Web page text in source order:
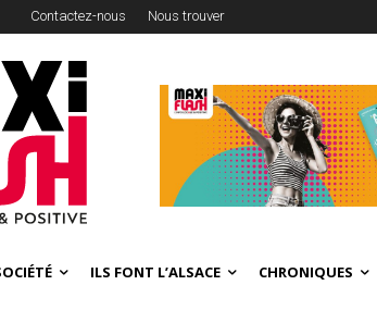
Contactez-nous Nous trouver
ILS FONT L’ALSACE CHRONIQUES